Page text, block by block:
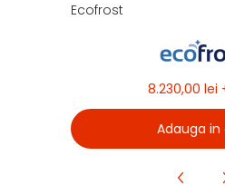
Ecofrost
8.230,00 lei
Adauga in